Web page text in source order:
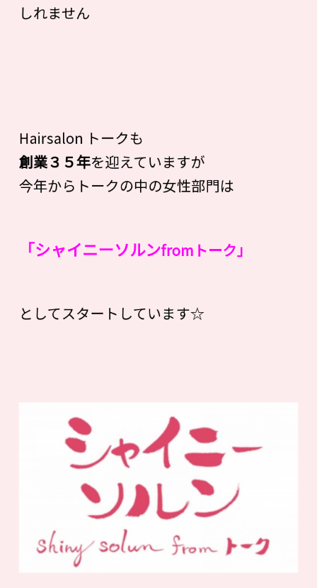
しれません
Hairsalon トークも
創業３５年を迎えていますが
今年からトークの中の女性部門は
「シャイニーソルンfromトーク」
としてスタートしています☆